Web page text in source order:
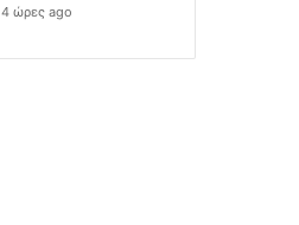
4 ώρες ago